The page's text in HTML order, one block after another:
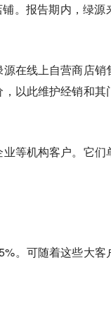
。报告期内，绿源
源在线上自营商店销
以此维护经销和其
等机构客户。它们
。可随着这些大客